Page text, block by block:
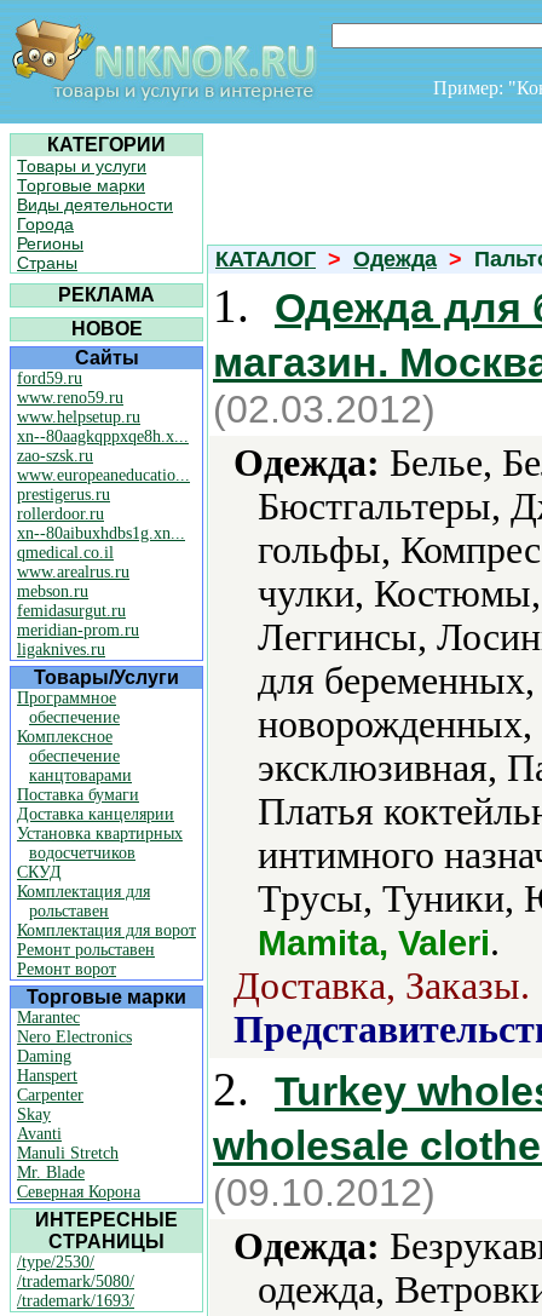
Пример:
КАТЕГОРИИ
Товары и услуги
Торговые марки
Виды деятельности
Города
Регионы
Страны
РЕКЛАМА
НОВОЕ
Сайты
ford59.ru
www.reno59.ru
www.helpsetup.ru
xn--80aagkqppxqe8h.x...
zao-szsk.ru
www.europeaneducatio...
prestigerus.ru
rollerdoor.ru
xn--80aibuxhdbs1g.xn...
qmedical.co.il
www.arealrus.ru
mebson.ru
femidasurgut.ru
meridian-prom.ru
ligaknives.ru
Товары/Услуги
Программное
обеспечение
Комплексное
обеспечение
канцтоварами
Поставка бумаги
Доставка канцелярии
Установка квартирных
водосчетчиков
СКУД
Комплектация для
рольставен
Комплектация для ворот
Ремонт рольставен
Ремонт ворот
Торговые марки
Marantec
Nero Electronics
Daming
Hanspert
Carpenter
Skay
Avanti
Manuli Stretch
Mr. Blade
Северная Корона
ИНТЕРЕСНЫЕ
СТРАНИЦЫ
/type/2530/
/trademark/5080/
/trademark/1693/
КАТАЛОГ > Одежда >
1.
Одежда для
магазин.
(02.03.2012)
Одежда: Белье,
Бюстгальтеры,
гольфы,
чулки,
Леггинсы,
для
эксклюзивная,
Платья
интимного
Трусы,
Mamita, Valeri.
Доставка, Заказы.
2.
Turkey
wholesale
(09.10.2012)
Одежда:
одежда,